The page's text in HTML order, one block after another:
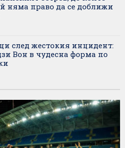
няма право да се доближи
след жестокия инцидент:
Вон в чудесна форма по